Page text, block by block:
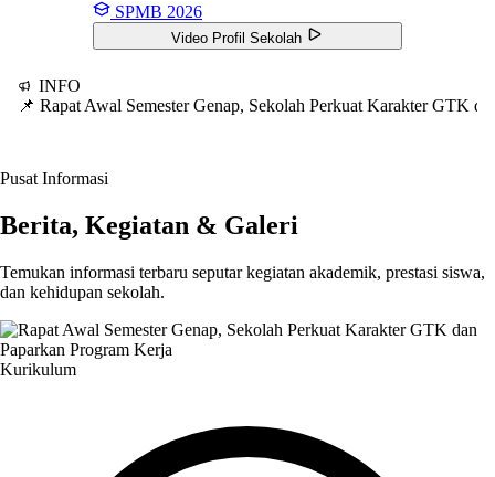
SPMB 2026
Video Profil Sekolah
INFO
📌 Rapat Awal Semester Genap, Sekolah Perkuat Karakter GTK
Pusat Informasi
Berita, Kegiatan & Galeri
Temukan informasi terbaru seputar kegiatan akademik, prestasi siswa,
dan kehidupan sekolah.
Kurikulum